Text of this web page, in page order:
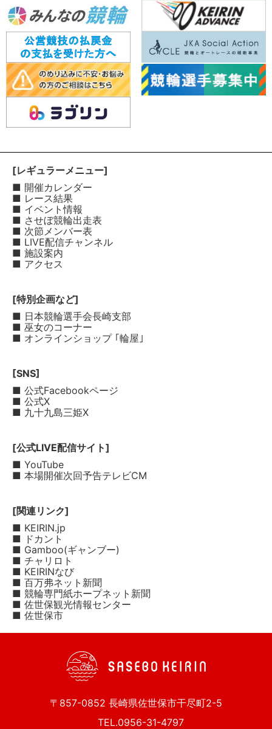
[レギュラーメニュー]
■ 開催カレンダー
■ レース結果
■ イベント情報
■ させぼ競輪出走表
■ 次節メンバー表
■ LIVE配信チャンネル
■ 施設案内
■ アクセス
[特別企画など]
■ 日本競輪選手会長崎支部
■ 巫女のコーナー
■ オンラインショップ ｢輪屋｣
[SNS]
■ 公式Facebookページ
■ 公式X
■ 九十九島三姫X
[公式LIVE配信サイト]
■ YouTube
■ 本場開催次回予告テレビCM
[関連リンク]
■ KEIRIN.jp
■ ドカント
■ Gamboo(ギャンブー)
■ チャリロト
■ KEIRINなび
■ 百万弗ネット新聞
■ 競輪専門紙ホープネット新聞
■ 佐世保観光情報センター
■ 佐世保市
〒857-0852 長崎県佐世保市干尽町2-5
TEL.0956-31-4797